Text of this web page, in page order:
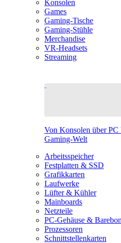
Konsolen
Games
Gaming-Tische
Gaming-Stühle
Merchandise
VR-Headsets
Streaming
Von Konsolen über
Gaming-Welt
Arbeitsspeicher
Festplatten & SSD
Grafikkarten
Laufwerke
Lüfter & Kühler
Mainboards
Netzteile
PC-Gehäuse &
Prozessoren
Schnittstellenkarten